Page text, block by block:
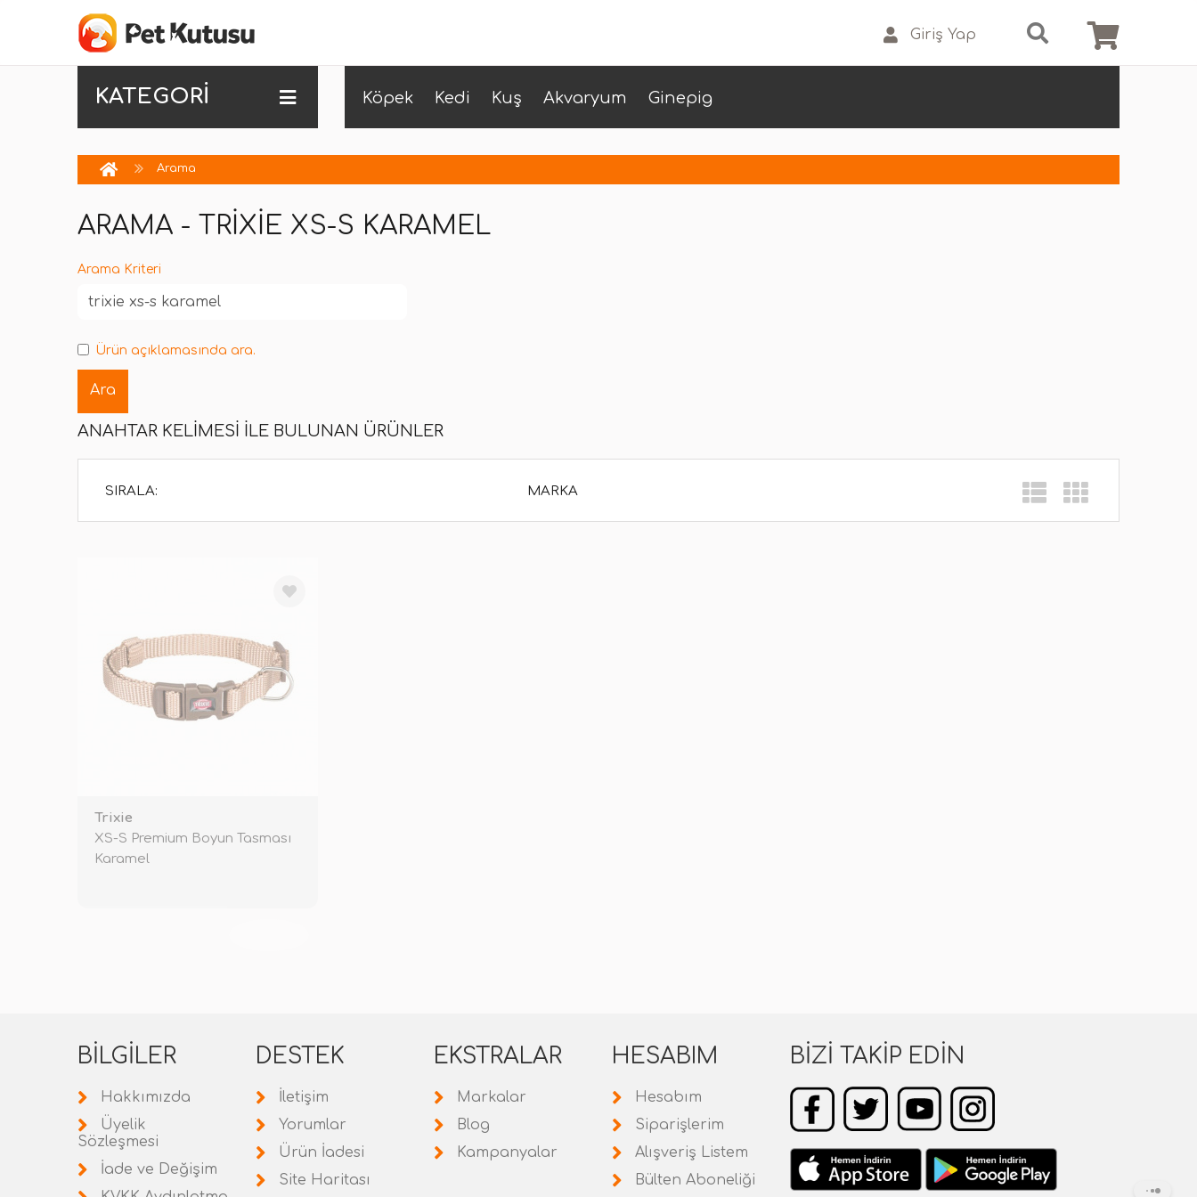
Giriş Yap
KATEGORİ Köpek Kedi Kuş Akvaryum Ginepig
Arama
ARAMA - TRIXIE XS-S KARAMEL
Arama Kriteri
Ürün açıklamasında ara.
ANAHTAR KELIMESI ILE BULUNAN ÜRÜNLER
SIRALA: MARKA
Trixie
XS-S Premium Boyun Tasması
Karamel
BILGILER
Hakkımızda
Üyelik
Sözleşmesi
İade ve Değişim
DESTEK
İletişim
Yorumlar
Ürün İadesi
Site Haritası
EKSTRALAR
Markalar
Blog
Kampanyalar
HESABIM
Hesabım
Siparişlerim
Alışveriş Listem
Bülten Aboneliği
BIZI TAKIP EDIN